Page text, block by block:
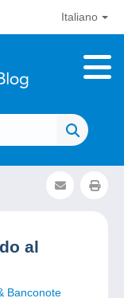
Italiano
al
Banconote